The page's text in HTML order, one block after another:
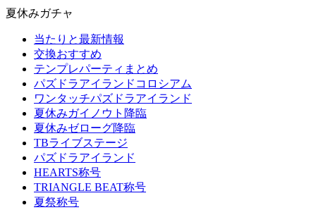
夏休みガチャ
当たりと最新情報
交換おすすめ
テンプレパーティまとめ
パズドラアイランドコロシアム
ワンタッチパズドラアイランド
夏休みガイノウト降臨
夏休みゼローグ降臨
TBライブステージ
パズドラアイランド
HEARTS称号
TRIANGLE BEAT称号
夏祭称号